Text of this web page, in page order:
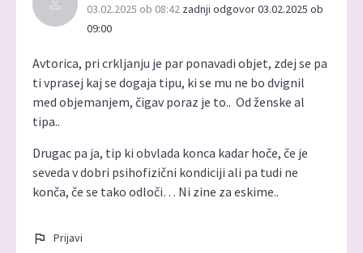
03.02.2025 ob 08:42 zadnji odgovor 03.02.2025 ob
09:00
Avtorica, pri crkljanju je par ponavadi objet, zdej se pa
ti vprasej kaj se dogaja tipu, ki se mu ne bo dvignil
med objemanjem, čigav poraz je to.. Od ženske al
tipa..
Drugac pa ja, tip ki obvlada konca kadar hoče, če je
seveda v dobri psihofizični kondiciji ali pa tudi ne
konča, če se tako odloči… Ni zine za eskime..
Prijavi